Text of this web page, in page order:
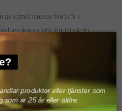
teknikintresse började i
att skruva isär allt han kom
fart med NES och Sega
till att bygga egna datorer.
för en över 15 år lång
driftteknik, med djupdykningar i
Denna djupa
produkter eller tjänster som
som är 25 år eller äldre.